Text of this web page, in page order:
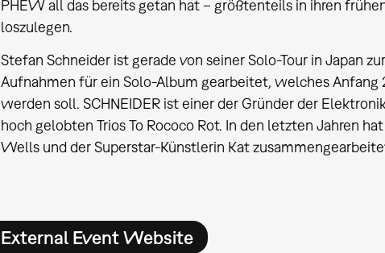
PHEW all das bereits getan hat – größtenteils in ihren
loszulegen.
Stefan Schneider ist gerade von seiner Solo-Tour in Japan
Aufnahmen für ein Solo-Album gearbeitet, welches
werden soll. SCHNEIDER ist einer der Gründer der
hoch gelobten Trios To Rococo Rot. In den letzten Jahren
Wells und der Superstar-Künstlerin Kat
External Event Website